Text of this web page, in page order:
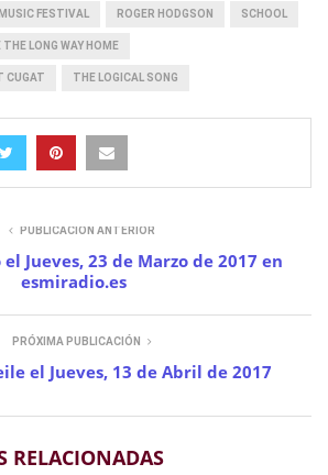
FESTIVAL ROGER HODGSON SCHOOL
THE LONG WAY HOME
CUGAT THE LOGICAL SONG
PUBLICACIÓN ANTERIOR
Jueves, 23 de Marzo de 2017 en
esmiradio.es
PRÓXIMA PUBLICACIÓN
el Jueves, 13 de Abril de 2017
RELACIONADAS